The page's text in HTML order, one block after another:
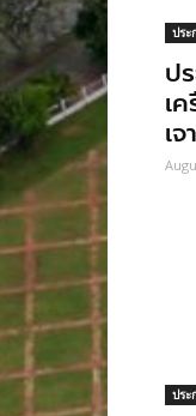
ประ
ป
เ
เจ
ประ